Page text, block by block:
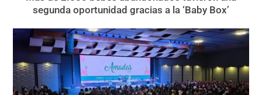
segunda oportunidad gracias a la ‘Baby Box’